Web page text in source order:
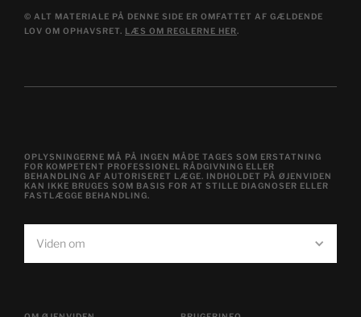
© ALT MATERIALE PÅ DENNE SIDE ER OMFATTET AF GÆLDENDE
LOV OM OPHAVSRET. LÆS OM REGLERNE HER.
Viden om
OPLYSNINGERNE MÅ PÅ INGEN MÅDE TAGES SOM ERSTATNING
FOR KOMPETENT PROFESSIONEL RÅDGIVNING ELLER
BEHANDLING AF AUTORISERET LÆGE. INDHOLDET PÅ ØJENVIDEN
KAN IKKE BRUGES SOM BASIS FOR AT STILLE DIAGNOSER ELLER
FASTLÆGGE BEHANDLING.